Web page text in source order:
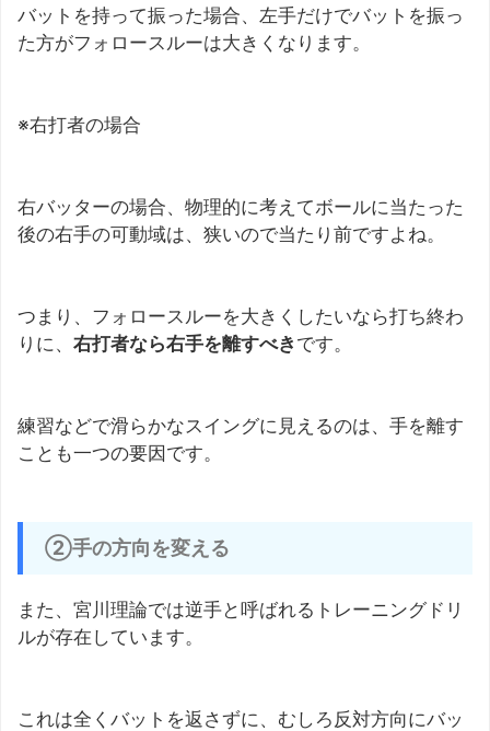
バットを持って振った場合、左手だけでバットを振っ
た方がフォロースルーは大きくなります。
※右打者の場合
右バッターの場合、物理的に考えてボールに当たった
後の右手の可動域は、狭いので当たり前ですよね。
つまり、フォロースルーを大きくしたいなら打ち終わ
りに、 右打者なら右手を離すべき です。
練習などで滑らかなスイングに見えるのは、手を離す
ことも一つの要因です。
②手の方向を変える
また、宮川理論では逆手と呼ばれるトレーニングドリ
ルが存在しています。
これは全くバットを返さずに、むしろ反対方向にバッ